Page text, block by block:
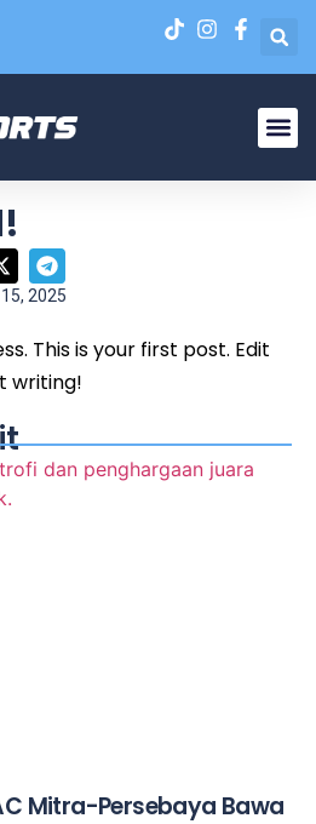
2025
This is your first post. Edit
writing!
Mitra-Persebaya Bawa